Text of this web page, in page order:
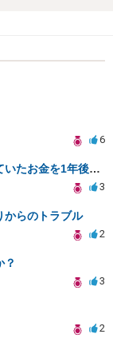
6
ダブル不倫・借金・手切れ金だと思っていたお金を1年後いまさら脅迫罪として通知書が来てまとめて請求
3
からのトラブル
2
？
3
2